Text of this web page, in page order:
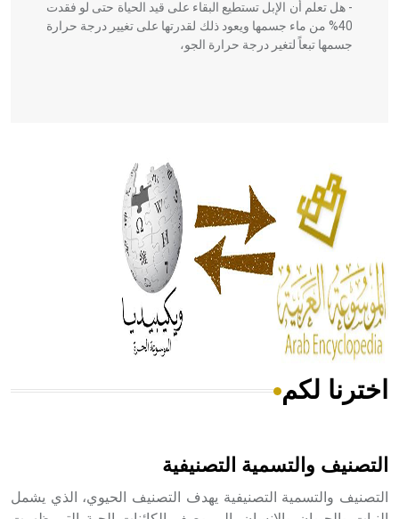
- هل تعلم أن الإبل تستطيع البقاء على قيد الحياة حتى لو فقدت
40% من ماء جسمها ويعود ذلك لقدرتها على تغيير درجة حرارة
جسمها تبعاً لتغير درجة حرارة الجو،
الحكم، الأدلة، تنظيم التغذية، ورسالته في جروح الرأس. ويعود
له الفضل بأنه حرر الطب من الدين والفلسفة.
- هل تعلم أن المرجان إفراز حيواني يتكون في البحر ويتركب
من مادة كربونات الكلسيوم، وهو أحمر أو شديد الحمرة وهو
أجود أنواعه، ويمتاز بكبر الحجم ويسمى الش
هل تعلم أن الأبسيد كلمة فرنسية اللفظ تم اعتمادها مصطلحاً
اخترنا لكم
التصنيف والتسمية التصنيفية
التصنيف والتسمية التصنيفية يهدف التصنيف الحيوي، الذي يشمل